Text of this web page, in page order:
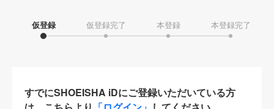
仮登録 仮登録完了 本登録 本登録完了
すでにSHOEISHA iDにご登録いただいている方